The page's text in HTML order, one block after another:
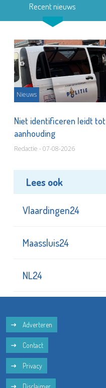
Recent nieuws
Nieuws
Niet identificeren leidt tot
aanhouding
Redactie - 07-08-2026
Lees ook
Vlaardingen24
Maassluis24
NL24
Adverteren
Contact
Privacy
Disclaimer